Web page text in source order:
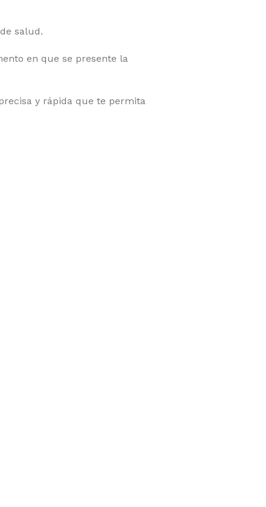
salud.
en que se presente la
y rápida que te permita